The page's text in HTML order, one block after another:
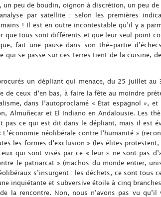
peu de boudin, oignon à discrétion, un peu de
par satellite : selon les premières
! Il est en outre incontestable qu’il y a
que tous sont différents et que leur seul point
fait une pause dans son thé-partie
qui se passe sur ces terres tient de la cuisine,
un dépliant qui menace, du 25 juillet au
de ceux d’en bas, à faire la fête au moindre
dans l’autoproclamé « État espagnol », et
Almuñecar et El Indiano en Andalousie. Les
pas ce qui est dit dans le dépliant, mais il est
néolibérale contre l’humanité »
les formes d’exclusion » (les élites protestent,
qui sont visés par ce « leur » ne sont pas
le patriarcat » (machos du monde entier,
s’insurgent : les déchets, ce sont tous
inquiétante et subversive étoile à cinq
la rencontre. Non, nous n’avons pas vu